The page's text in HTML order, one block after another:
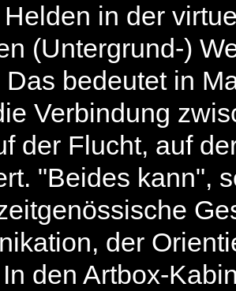
in der
(Untergrund-)
bedeutet in
Verbindung
der Flucht, auf
"Beides kann",
der
den Artbox-